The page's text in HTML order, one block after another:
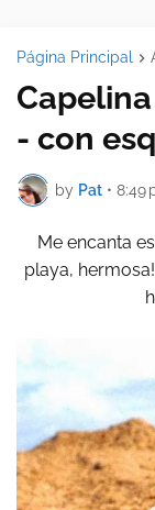
Página Principal
- con
by Pat • 8:49
Me encanta
playa,